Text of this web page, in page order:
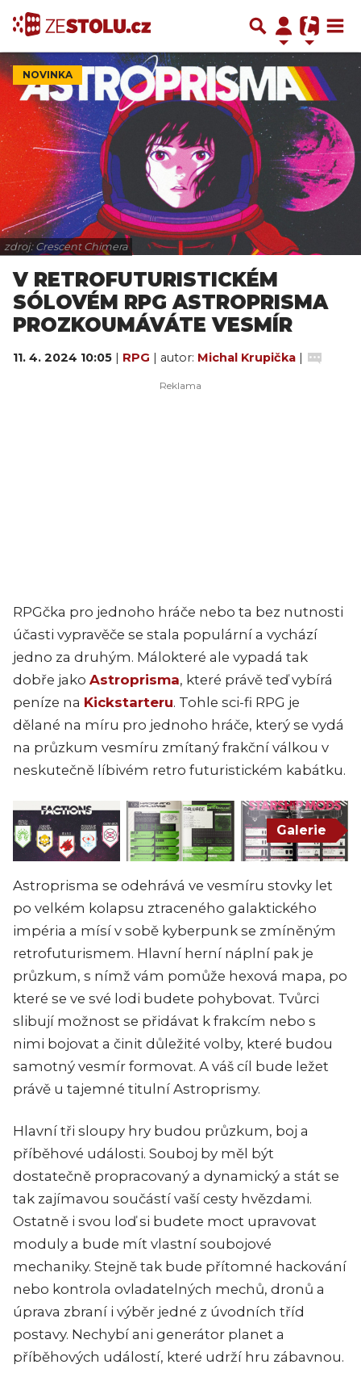
NOVINKA
zdroj: Crescent Chimera
V RETROFUTURISTICKÉM
SÓLOVÉM RPG ASTROPRISMA
PROZKOUMÁVÁTE VESMÍR
11. 4. 2024 10:05 | RPG | autor: Michal Krupička |
RPGčka pro jednoho hráče nebo ta bez nutnosti
účasti vypravěče se stala populární a vychází
jedno za druhým. Málokteré ale vypadá tak
dobře jako Astroprisma, které právě teď vybírá
peníze na Kickstarteru. Tohle sci-fi RPG je
dělané na míru pro jednoho hráče, který se vydá
na průzkum vesmíru zmítaný frakční válkou v
neskutečně líbivém retro futuristickém kabátku.
Galerie
Astroprisma se odehrává ve vesmíru stovky let
po velkém kolapsu ztraceného galaktického
impéria a mísí v sobě kyberpunk se zmíněným
retrofuturismem. Hlavní herní náplní pak je
průzkum, s nímž vám pomůže hexová mapa, po
které se ve své lodi budete pohybovat. Tvůrci
slibují možnost se přidávat k frakcím nebo s
nimi bojovat a činit důležité volby, které budou
samotný vesmír formovat. A váš cíl bude ležet
právě u tajemné titulní Astroprismy.
Hlavní tři sloupy hry budou průzkum, boj a
příběhové události. Souboj by měl být
dostatečně propracovaný a dynamický a stát se
tak zajímavou součástí vaší cesty hvězdami.
Ostatně i svou loď si budete moct upravovat
moduly a bude mít vlastní soubojové
mechaniky. Stejně tak bude přítomné hackování
nebo kontrola ovladatelných mechů, dronů a
úprava zbraní i výběr jedné z úvodních tříd
postavy. Nechybí ani generátor planet a
příběhových událostí, které udrží hru zábavnou.